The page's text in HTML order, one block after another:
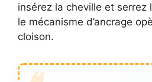
insérez la cheville et serrez
le mécanisme d’ancrage
cloison.